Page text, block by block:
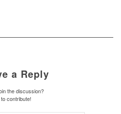
a Reply
the discussion?
contribute!